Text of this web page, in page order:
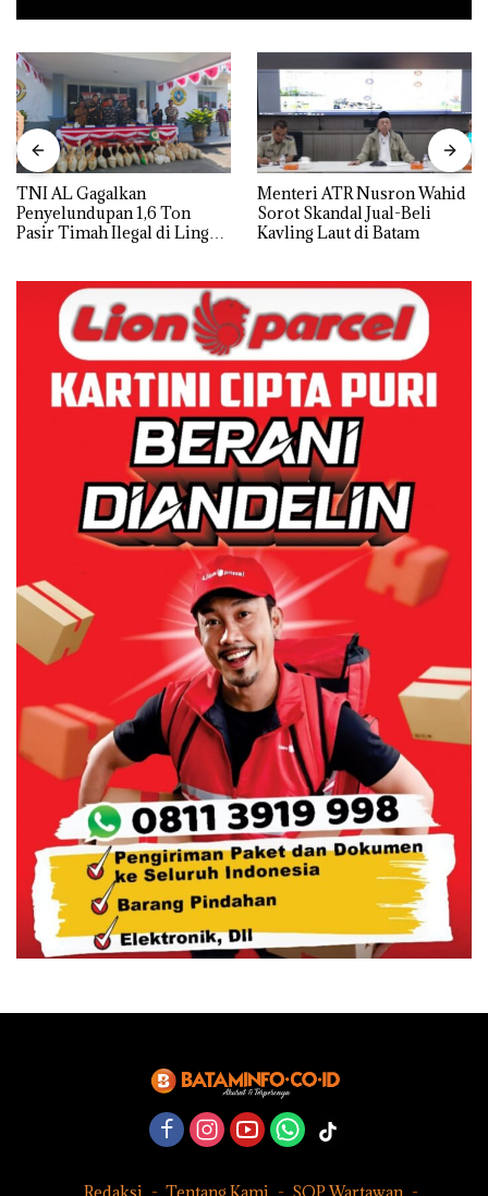
TNI AL Gagalkan
Penyelundupan 1,6 Ton
Pasir Timah Ilegal di Lingga,
Diselundupkan ke Malaysia
Menteri ATR Nusron Wahid
Sorot Skandal Jual-Beli
Kavling Laut di Batam